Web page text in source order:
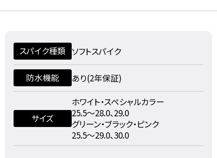
スパイク種類 ソフトスパイク
防水機能 あり(2年保証)
サイズ
ホワイト・スペシャルカラー
25.5～28.0、29.0
グリーン・ブラック・ピンク
25.5～29.0、30.0